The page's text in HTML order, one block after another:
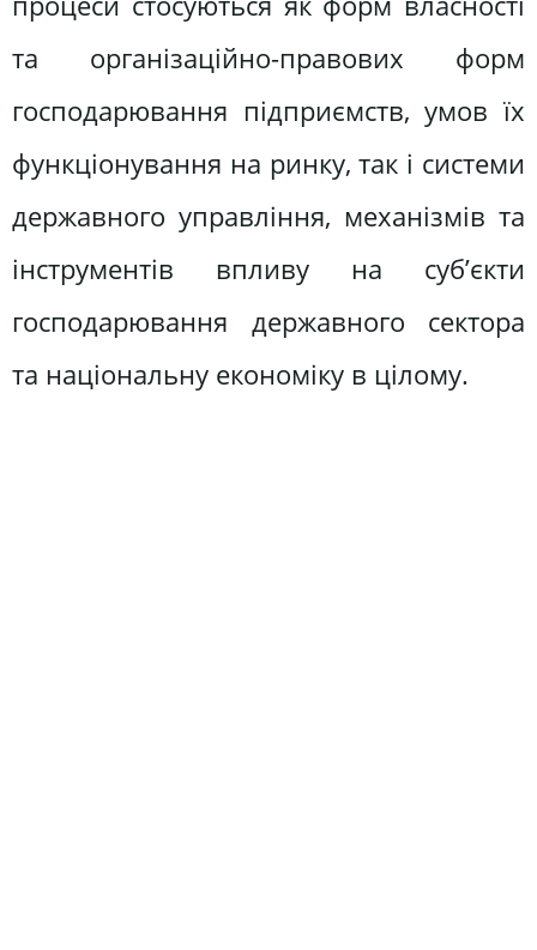
та організаційно-правових форм
господарювання підприємств, умов їх
функціонування на ринку, так і системи
державного управління, механізмів та
інструментів впливу на суб’єкти
господарювання державного сектора
та національну економіку в цілому.